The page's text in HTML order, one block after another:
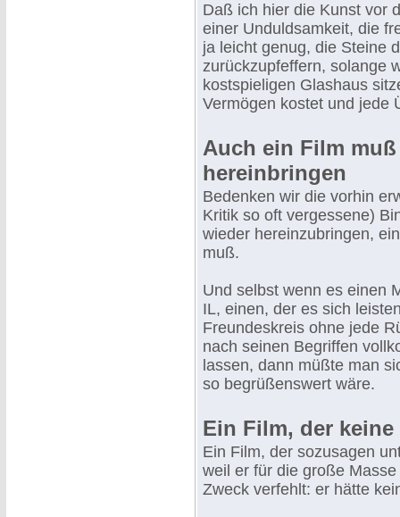
Daß ich hier die Kunst vor
einer Unduldsamkeit, die
ja leicht genug, die Steine
zurückzupfeffern, solange
kostspieligen Glashaus
Vermögen kostet und jede
Auch ein Film
hereinbringen
Bedenken wir die vorhin
Kritik so oft vergessene)
wieder hereinzubringen,
muß.
Und selbst wenn es einen
IL, einen, der es sich
Freundeskreis ohne jede
nach seinen Begriffen
lassen, dann müßte man
so begrüßenswert wäre.
Ein Film, der
Ein Film, der sozusagen
weil er für die große
Zweck verfehlt: er hätte